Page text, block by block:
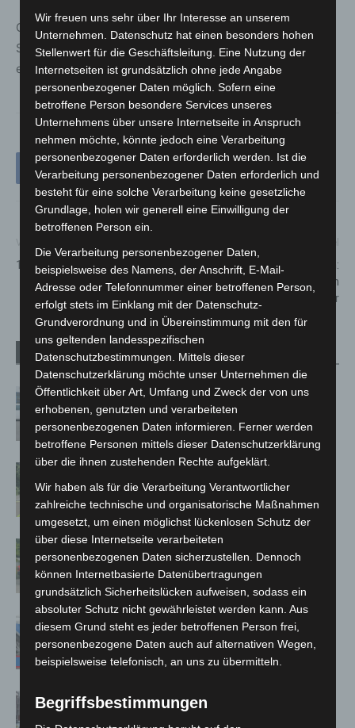
Gegen ihn leitete der Verkehrsunfalldienst Hannover ein
Strafverfahren wegen Gefährdung des Straßenverkehrs
ein.
1. Advent
Corona-Impfung ohne Termin:
Impfzentrum in Langenhagen
startet am 2. Dezember
Verwandte Artikel Mehr vom Autor
Niedersachsen: Feuerwehrkräfte
kehren nach Waldbrandeinsatz aus
Spanien zurück
Brand im „Haus der Begegnung“ in
Neuwarmbüchen schnell eingedämmt
Region Hannover: 21 neue
Notfallsanitäter starten beim Roten
Kreuz
Mann läuft mit Hockeyschläger über
A7 – Polizei sucht Zeugen
Celle: Mensch stirbt bei Bagger-Unfall
Wir freuen uns sehr über Ihr Interesse an unserem
Unternehmen. Datenschutz hat einen besonders hohen
Stellenwert für die Geschäftsleitung. Eine Nutzung der
Internetseiten ist grundsätzlich ohne jede Angabe
personenbezogener Daten möglich. Sofern eine
betroffene Person besondere Services unseres
Unternehmens über unsere Internetseite in Anspruch
nehmen möchte, könnte jedoch eine Verarbeitung
personenbezogener Daten erforderlich werden. Ist die
Verarbeitung personenbezogener Daten erforderlich und
besteht für eine solche Verarbeitung keine gesetzliche
Grundlage, holen wir generell eine Einwilligung der
betroffenen Person ein.
Die Verarbeitung personenbezogener Daten,
beispielsweise des Namens, der Anschrift, E-Mail-
Adresse oder Telefonnummer einer betroffenen Person,
erfolgt stets im Einklang mit der Datenschutz-
Grundverordnung und in Übereinstimmung mit den für
uns geltenden landesspezifischen
Datenschutzbestimmungen. Mittels dieser
Datenschutzerklärung möchte unser Unternehmen die
Öffentlichkeit über Art, Umfang und Zweck der von uns
erhobenen, genutzten und verarbeiteten
personenbezogenen Daten informieren. Ferner werden
betroffene Personen mittels dieser Datenschutzerklärung
über die ihnen zustehenden Rechte aufgeklärt.
Wir haben als für die Verarbeitung Verantwortlicher
zahlreiche technische und organisatorische Maßnahmen
umgesetzt, um einen möglichst lückenlosen Schutz der
über diese Internetseite verarbeiteten
personenbezogenen Daten sicherzustellen. Dennoch
können Internetbasierte Datenübertragungen
grundsätzlich Sicherheitslücken aufweisen, sodass ein
absoluter Schutz nicht gewährleistet werden kann. Aus
diesem Grund steht es jeder betroffenen Person frei,
personenbezogene Daten auch auf alternativen Wegen,
beispielsweise telefonisch, an uns zu übermitteln.
Begriffsbestimmungen